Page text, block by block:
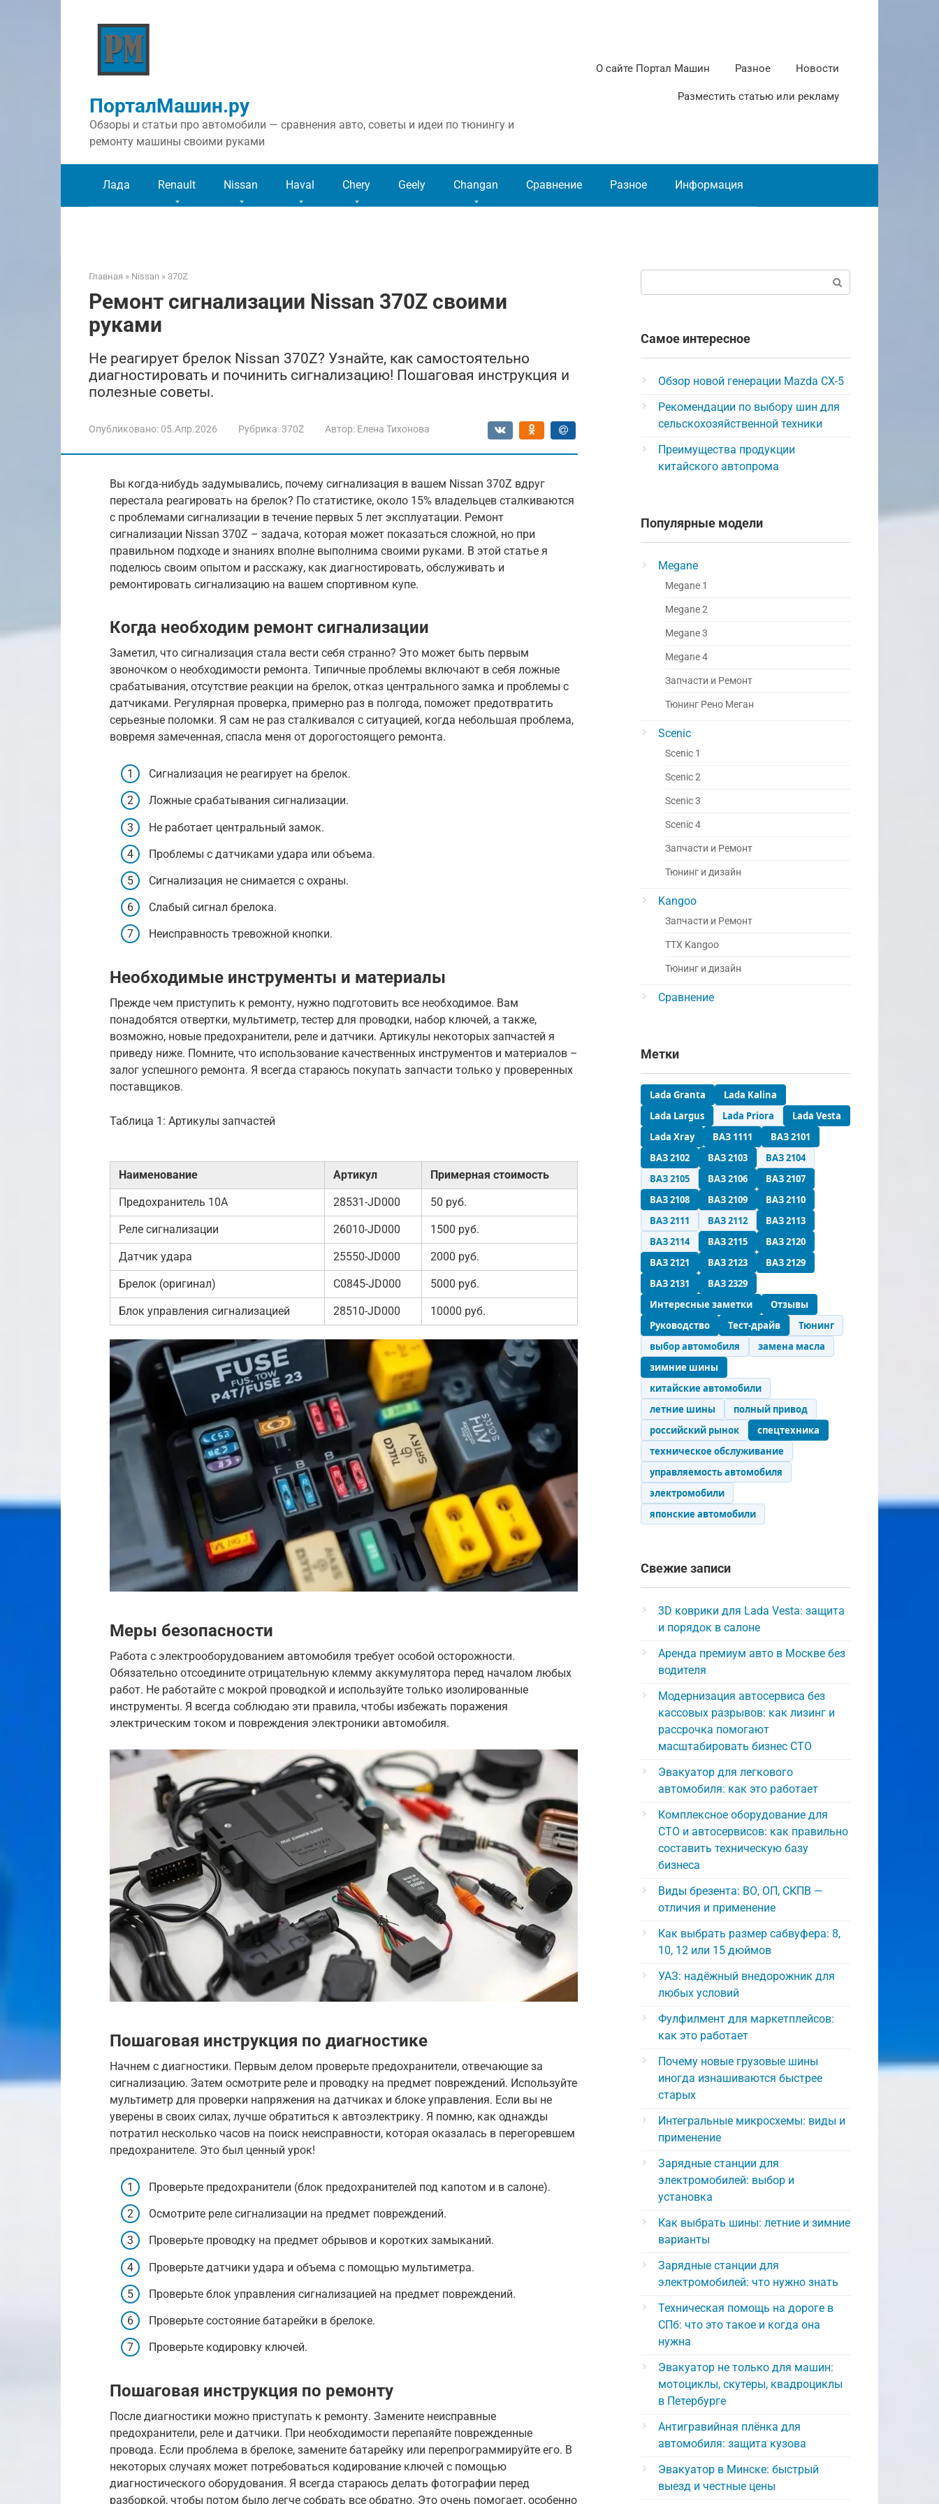
ПорталМашин.ру
Обзоры и статьи про автомобили — сравнения авто, советы и идеи по тюнингу и
ремонту машины своими руками
О сайте Портал Машин Разное Новости
Разместить статью или рекламу
Лада Renault Nissan Haval Chery Geely Changan Сравнение Разное Информация
Главная » Nissan » 370Z
Ремонт сигнализации Nissan 370Z своими
руками
Не реагирует брелок Nissan 370Z? Узнайте, как самостоятельно
диагностировать и починить сигнализацию! Пошаговая инструкция и
полезные советы.
Опубликовано: 05.Апр.2026 Рубрика:370Z Автор: Елена Тихонова
Вы когда-нибудь задумывались, почему сигнализация в вашем Nissan 370Z вдруг
перестала реагировать на брелок? По статистике, около 15% владельцев сталкиваются
с проблемами сигнализации в течение первых 5 лет эксплуатации. Ремонт
сигнализации Nissan 370Z – задача, которая может показаться сложной, но при
правильном подходе и знаниях вполне выполнима своими руками. В этой статье я
поделюсь своим опытом и расскажу, как диагностировать, обслуживать и
ремонтировать сигнализацию на вашем спортивном купе.
Когда необходим ремонт сигнализации
Заметил, что сигнализация стала вести себя странно? Это может быть первым
звоночком о необходимости ремонта. Типичные проблемы включают в себя ложные
срабатывания, отсутствие реакции на брелок, отказ центрального замка и проблемы с
датчиками. Регулярная проверка, примерно раз в полгода, поможет предотвратить
серьезные поломки. Я сам не раз сталкивался с ситуацией, когда небольшая проблема,
вовремя замеченная, спасла меня от дорогостоящего ремонта.
Сигнализация не реагирует на брелок.
Ложные срабатывания сигнализации.
Не работает центральный замок.
Проблемы с датчиками удара или объема.
Сигнализация не снимается с охраны.
Слабый сигнал брелока.
Неисправность тревожной кнопки.
Необходимые инструменты и материалы
Прежде чем приступить к ремонту, нужно подготовить все необходимое. Вам
понадобятся отвертки, мультиметр, тестер для проводки, набор ключей, а также,
возможно, новые предохранители, реле и датчики. Артикулы некоторых запчастей я
приведу ниже. Помните, что использование качественных инструментов и материалов –
залог успешного ремонта. Я всегда стараюсь покупать запчасти только у проверенных
поставщиков.
Таблица 1: Артикулы запчастей
Наименование Артикул Примерная стоимость
Предохранитель 10A 28531-JD000 50 руб.
Реле сигнализации 26010-JD000 1500 руб.
Датчик удара 25550-JD000 2000 руб.
Брелок (оригинал) C0845-JD000 5000 руб.
Блок управления сигнализацией 28510-JD000 10000 руб.
Меры безопасности
Работа с электрооборудованием автомобиля требует особой осторожности.
Обязательно отсоедините отрицательную клемму аккумулятора перед началом любых
работ. Не работайте с мокрой проводкой и используйте только изолированные
инструменты. Я всегда соблюдаю эти правила, чтобы избежать поражения
электрическим током и повреждения электроники автомобиля.
Пошаговая инструкция по диагностике
Начнем с диагностики. Первым делом проверьте предохранители, отвечающие за
сигнализацию. Затем осмотрите реле и проводку на предмет повреждений. Используйте
мультиметр для проверки напряжения на датчиках и блоке управления. Если вы не
уверены в своих силах, лучше обратиться к автоэлектрику. Я помню, как однажды
потратил несколько часов на поиск неисправности, которая оказалась в перегоревшем
предохранителе. Это был ценный урок!
Проверьте предохранители (блок предохранителей под капотом и в салоне).
Осмотрите реле сигнализации на предмет повреждений.
Проверьте проводку на предмет обрывов и коротких замыканий.
Проверьте датчики удара и объема с помощью мультиметра.
Проверьте блок управления сигнализацией на предмет повреждений.
Проверьте состояние батарейки в брелоке.
Проверьте кодировку ключей.
Пошаговая инструкция по ремонту
После диагностики можно приступать к ремонту. Замените неисправные
предохранители, реле и датчики. При необходимости перепаяйте поврежденные
провода. Если проблема в брелоке, замените батарейку или перепрограммируйте его. В
некоторых случаях может потребоваться кодирование ключей с помощью
диагностического оборудования. Я всегда стараюсь делать фотографии перед
разборкой, чтобы потом было легче собрать все обратно. Это очень помогает, особенно
Самое интересное
Обзор новой генерации Mazda CX-5
Рекомендации по выбору шин для
сельскохозяйственной техники
Преимущества продукции
китайского автопрома
Популярные модели
Megane
Megane 1
Megane 2
Megane 3
Megane 4
Запчасти и Ремонт
Тюнинг Рено Меган
Scenic
Scenic 1
Scenic 2
Scenic 3
Scenic 4
Запчасти и Ремонт
Тюнинг и дизайн
Kangoo
Запчасти и Ремонт
ТТХ Kangoo
Тюнинг и дизайн
Сравнение
Метки
Lada Granta
Lada Kalina
Lada Largus
Lada Priora
Lada Vesta
Lada Xray
ВАЗ 1111
ВАЗ 2101
ВАЗ 2102
ВАЗ 2103
ВАЗ 2104
ВАЗ 2105
ВАЗ 2106
ВАЗ 2107
ВАЗ 2108
ВАЗ 2109
ВАЗ 2110
ВАЗ 2111
ВАЗ 2112
ВАЗ 2113
ВАЗ 2114
ВАЗ 2115
ВАЗ 2120
ВАЗ 2121
ВАЗ 2123
ВАЗ 2129
ВАЗ 2131
ВАЗ 2329
Интересные заметки
Отзывы
Руководство
Тест-драйв
Тюнинг
выбор автомобиля
замена масла
зимние шины
китайские автомобили
летние шины
полный привод
российский рынок
спецтехника
техническое обслуживание
управляемость автомобиля
электромобили
японские автомобили
Свежие записи
3D коврики для Lada Vesta: защита
и порядок в салоне
Аренда премиум авто в Москве без
водителя
Модернизация автосервиса без
кассовых разрывов: как лизинг и
рассрочка помогают
масштабировать бизнес СТО
Эвакуатор для легкового
автомобиля: как это работает
Комплексное оборудование для
СТО и автосервисов: как правильно
составить техническую базу
бизнеса
Виды брезента: ВО, ОП, СКПВ —
отличия и применение
Как выбрать размер сабвуфера: 8,
10, 12 или 15 дюймов
УАЗ: надёжный внедорожник для
любых условий
Фулфилмент для маркетплейсов:
как это работает
Почему новые грузовые шины
иногда изнашиваются быстрее
старых
Интегральные микросхемы: виды и
применение
Зарядные станции для
электромобилей: выбор и
установка
Как выбрать шины: летние и зимние
варианты
Зарядные станции для
электромобилей: что нужно знать
Техническая помощь на дороге в
СПб: что это такое и когда она
нужна
Эвакуатор не только для машин:
мотоциклы, скутеры, квадроциклы
в Петербурге
Антигравийная плёнка для
автомобиля: защита кузова
Эвакуатор в Минске: быстрый
выезд и честные цены